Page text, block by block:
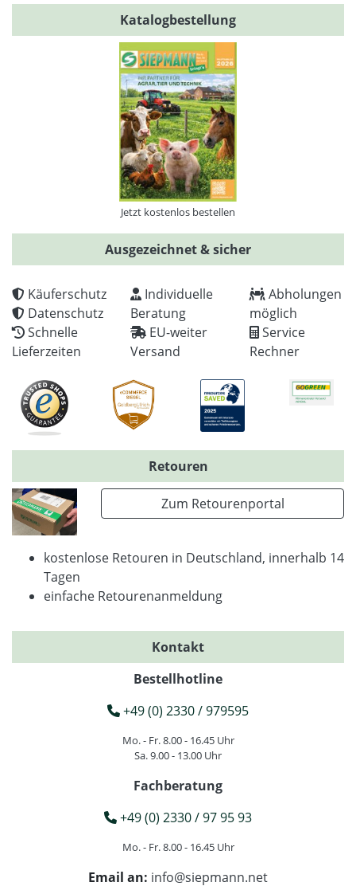
Katalogbestellung
Jetzt kostenlos bestellen
Ausgezeichnet & sicher
Käuferschutz
Datenschutz
Schnelle
Lieferzeiten
Individuelle
Beratung
EU-weiter
Versand
Abholungen
möglich
Service
Rechner
Retouren
Zum Retourenportal
kostenlose Retouren in Deutschland, innerhalb 14
Tagen
einfache Retourenanmeldung
Kontakt
Bestellhotline
+49 (0) 2330 / 979595
Mo. - Fr. 8.00 - 16.45 Uhr
Sa. 9.00 - 13.00 Uhr
Fachberatung
+49 (0) 2330 / 97 95 93
Mo. - Fr. 8.00 - 16.45 Uhr
Email an: info@siepmann.net